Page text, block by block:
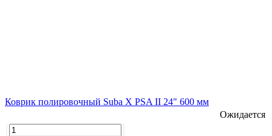
Коврик полировочный Suba X PSA II 24" 600 мм
Ожидается